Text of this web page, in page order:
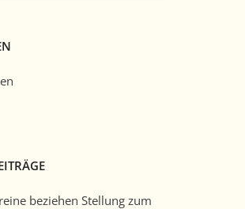
beziehen Stellung zum